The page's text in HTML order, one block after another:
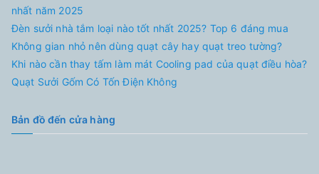
nhất năm 2025
Đèn sưởi nhà tắm loại nào tốt nhất 2025? Top 6 đáng mua
Không gian nhỏ nên dùng quạt cây hay quạt treo tường?
Khi nào cần thay tấm làm mát Cooling pad của quạt điều hòa?
Quạt Sưởi Gốm Có Tốn Điện Không
Bản đồ đến cửa hàng